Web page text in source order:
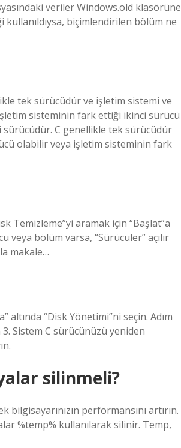
veriler Windows.old klasörüne
kullanıldıysa, biçimlendirilen bölüm ne
tek sürücüdür ve işletim sistemi ve
sisteminin fark ettiği ikinci sürücü
C genellikle tek sürücüdür
olabilir veya işletim sisteminin fark
Temizleme”yi aramak için “Başlat”a
veya bölüm varsa, “Sürücüler” açılır
makale…
altında “Disk Yönetimi”ni seçin. Adım
3. Sistem C sürücünüzü yeniden
silinmeli?
performansını artırın.
%temp% kullanılarak silinir. Temp,